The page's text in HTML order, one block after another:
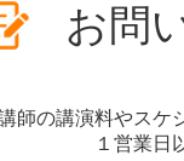
お問
師の講演料やスケ
１営業日